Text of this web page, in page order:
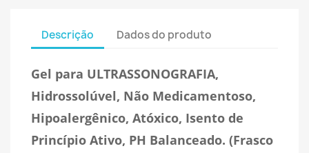
Descrição Dados do produto
Gel para ULTRASSONOGRAFIA,
Hidrossolúvel, Não Medicamentoso,
Hipoalergênico, Atóxico, Isento de
Princípio Ativo, PH Balanceado. (Frasco